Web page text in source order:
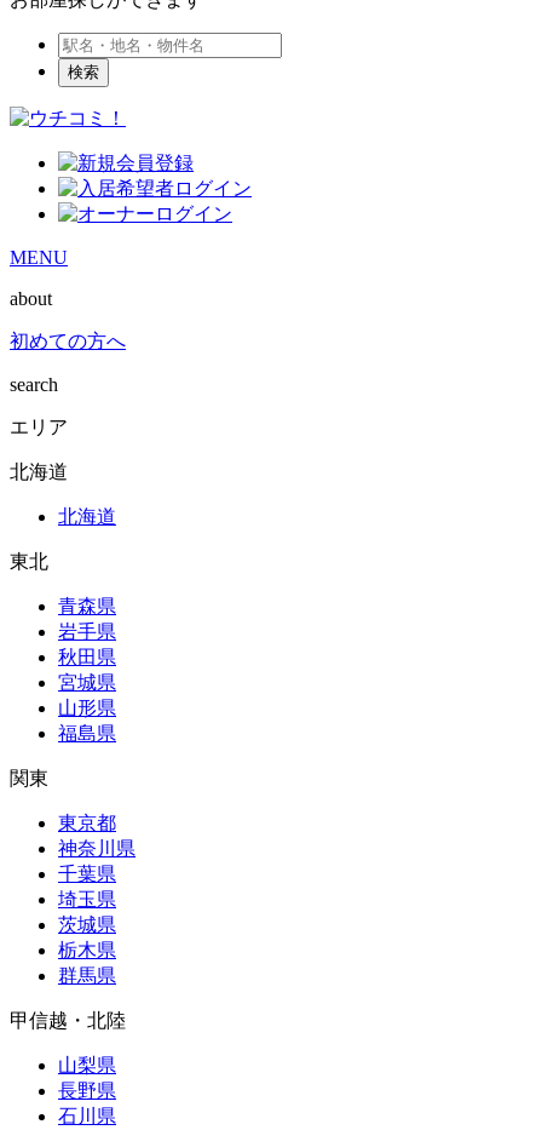
検索
MENU
about
初めての方へ
search
エリア
北海道
北海道
東北
青森県
岩手県
秋田県
宮城県
山形県
福島県
関東
東京都
神奈川県
千葉県
埼玉県
茨城県
栃木県
群馬県
甲信越・北陸
山梨県
長野県
石川県